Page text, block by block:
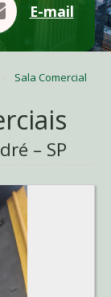
E-mail
Sala Comercial
– SP